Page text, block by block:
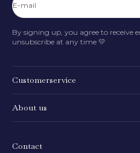
E-mail
By signing up, you agree to receive
unsubscribe at any time 💛
Customerservice
About us
Contact